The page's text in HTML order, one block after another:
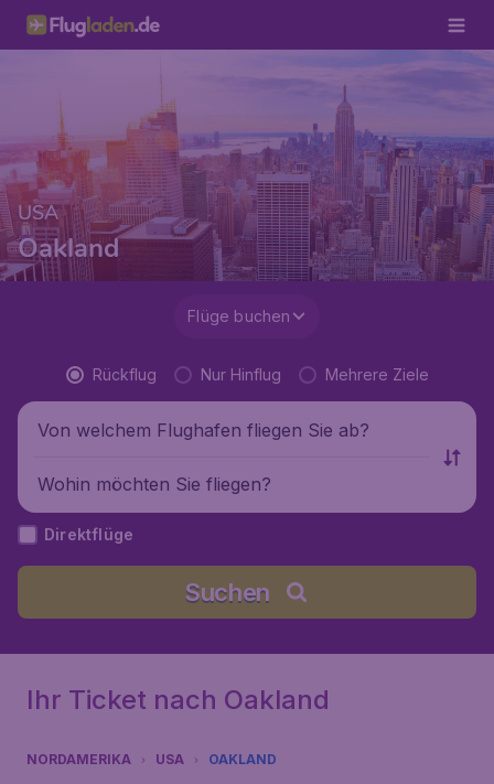
USA
Oakland
Flüge buchen
Rückflug Nur Hinflug Mehrere Ziele
Von welchem Flughafen fliegen Sie ab?
Wohin möchten Sie fliegen?
Direktflüge
Suchen
Ihr Ticket nach Oakland
NORDAMERIKA USA OAKLAND